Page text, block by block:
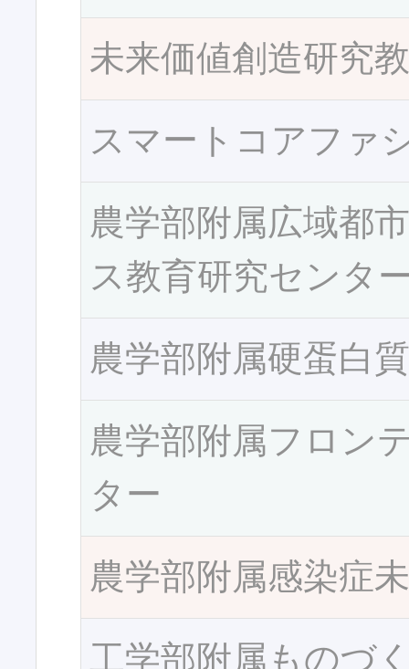
未来価値創造研究
スマートコアファ
農学部附属広域都
ス教育研究センタ
農学部附属硬蛋白
農学部附属フロン
ター
農学部附属感染症
工学部附属ものづ